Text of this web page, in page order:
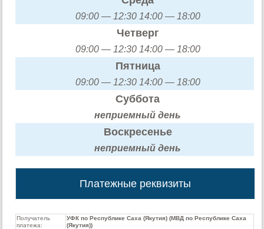
09:00 — 12:30 14:00 — 18:00
Четверг
09:00 — 12:30 14:00 — 18:00
Пятница
09:00 — 12:30 14:00 — 18:00
Суббота
неприемный день
Воскресенье
неприемный день
Платежные реквизиты
Получатель
платежа:
УФК по Республике Саха (Якутия) (МВД по Республике Саха
(Якутия))